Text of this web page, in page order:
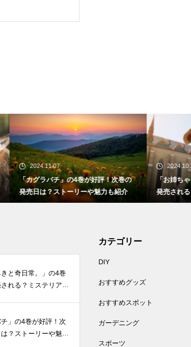
！次巻の
力も紹介
2024.10.28
「お姉ちゃんの翠くん」の7巻はいつ
発売される？苦手だった相手との切な
い初恋
きと奇日常。」の4巻
れる？ミステリアス
チ」の4巻が好評！次
？ストーリーや魅力
カテゴリー
DIY
おすすめグッズ
おすすめスポット
ガーデニング
スポーツ